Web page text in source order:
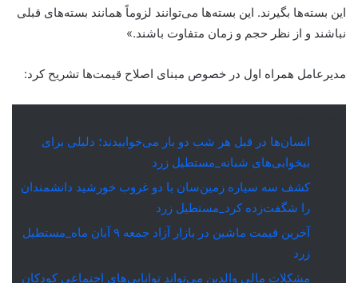
این بسته‌ها بگیرند. این بسته‌ها می‌توانند لزوماً همانند بسته‌های قبلی
نباشند و از نظر حجم و زمان متفاوت باشند.»
مدیرعامل همراه اول در خصوص مبنای اصلاح قیمت‌ها تشریح کرد:
انسان‌ها در قبل هر شب دو بار می‌خوابیدند؛ دلیلی برای
بیخوابی‌های شبانه_مستطیل زرد
کشف سه سیاره زمین‌سان با دو غروب خورشید دانشمندان
را شگفت‌زده کرد_مستطیل زرد
آخرین قیمت ماشین در بازار آزاد جمعه ۹ آبان ماه_مستطیل
زرد
مشکلات مالی والدین می‌تواند توانایی‌های اجتماعی کودکان